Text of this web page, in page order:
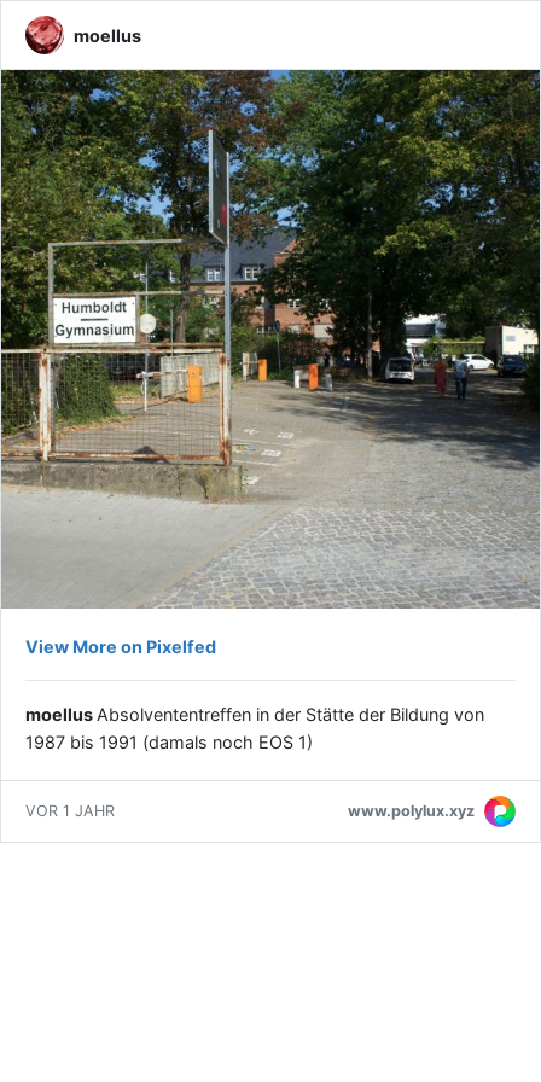
moellus
View More on Pixelfed
moellus Absolvententreffen in der Stätte der Bildung von
1987 bis 1991 (damals noch EOS 1)
VOR 1 JAHR www.polylux.xyz